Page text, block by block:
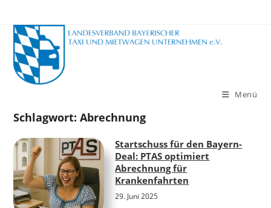
Inhalt
springen
Menü
Schlagwort:Abrechnung
Startschuss für den Bayern-
Deal: PTAS optimiert
Abrechnung für
Krankenfahrten
29. Juni 2025